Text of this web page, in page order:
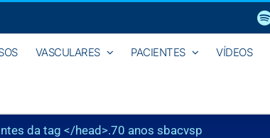
VASCULARES PACIENTES VÍDEOS
da tag </head>.70 anos sbacvsp